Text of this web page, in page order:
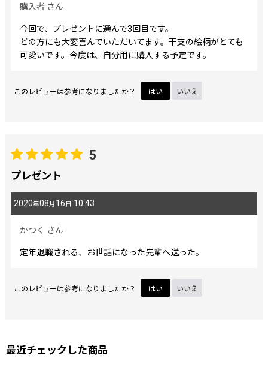
購入者 さん
今回で、プレゼントに選んで3回目です。
どの方にも大変喜んでいただいてます。干支の絵柄がとても
可愛いです。今度は、自分用に購入する予定です。
このレビューは参考になりましたか？ はい いいえ
5
プレゼント
2020年08月 16 日 10:43
かつく さん
定年退職される、お世話になった先輩へ送った。
このレビューは参考になりましたか？ はい いいえ
最近チェックした商品